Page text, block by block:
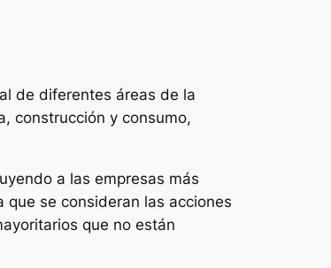
de diferentes áreas de la
construcción y consumo,
a las empresas más
se consideran las acciones
que no están